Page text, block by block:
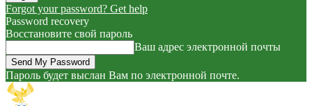
Forgot your password? Get help
Password recovery
Восстановите свой пароль
Ваш адрес электронной почты
Пароль будет выслан Вам по электронной почте.